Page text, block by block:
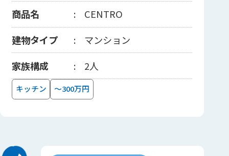
商品名
CENTRO
建物タイプ
マンション
家族構成
2人
キッチン ～300万円